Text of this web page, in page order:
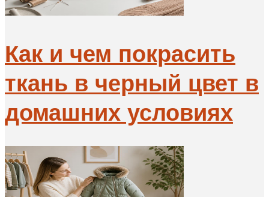
Как и чем покрасить
ткань в черный цвет в
домашних условиях